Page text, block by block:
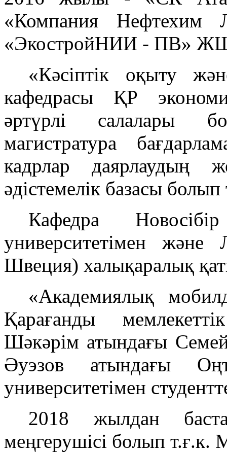
«Компания
«ЭкостройНИИ - ПВ»
«Кәсіптік оқыту
кафедрасы ҚР
әртүрлі салалары
магистратура
кадрлар даярлаудың
әдістемелік базасы
Кафедра
университетімен және
Швеция) халықаралық
«Академиялық
Қарағанды
Шәкәрім атындағы
Әуэзов атындағы
университетімен
2018 жылдан
меңгерушісі болып